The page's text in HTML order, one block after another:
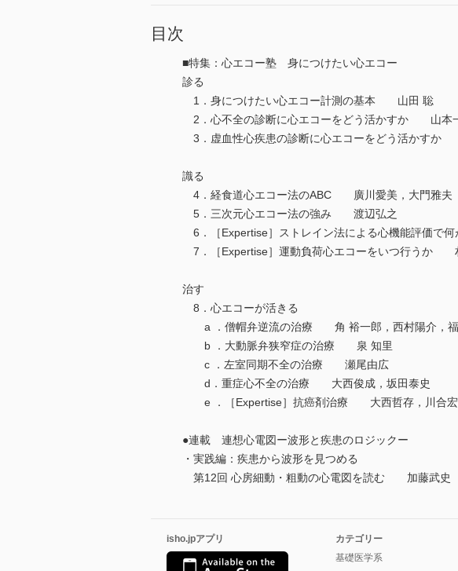
目次
■特集：心エコー塾 身につけたい心エコー
診る
1．身につけたい心エコー計測の基本 山田 聡
2．心不全の診断に心エコーをどう活かすか 山本
3．虚血性心疾患の診断に心エコーをどう活かす
識る
4．経食道心エコー法のABC 廣川愛美，大門雅夫
5．三次元心エコー法の強み 渡辺弘之
6．［Expertise］ストレイン法による心機能評価
7．［Expertise］運動負荷心エコーをいつ行うか
治す
8．心エコーが活きる
a ．僧帽弁逆流の治療 角 裕一郎，西村陽介，福
b ．大動脈弁狭窄症の治療 泉 知里
c ．左室同期不全の治療 瀬尾由広
d．重症心不全の治療 大西俊成，坂田泰史
e ．［Expertise］抗癌剤治療 大西哲存，川合
●連載 連想心電図ー波形と疾患のロジックー
・実践編：疾患から波形を見つめる
第12回 心房細動・粗動の心電図を読む 加藤武史
isho.jpアプリ
カテゴリー
基礎医学系